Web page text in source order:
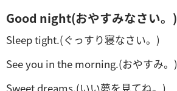
Good night(おやすみなさい。
Sleep tight.(ぐっすり寝なさい。)
See you in the morning.(おやすみ。)
Sweet dreams.(いい夢を見てね。)